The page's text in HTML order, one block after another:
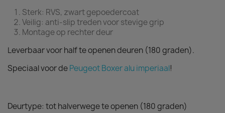
Sterk: RVS, zwart gepoedercoat
Veilig: anti-slip treden voor stevige grip
Montage op rechter deur
Leverbaar voor half te openen deuren (180 graden).
Speciaal voor dePeugeot Boxer alu imperiaal!
Deurtype: tot halverwege te openen (180 graden)